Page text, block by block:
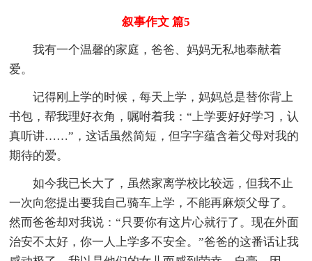
叙事作文 篇5
我有一个温馨的家庭，爸爸、妈妈无私地奉献着
爱。
记得刚上学的时候，每天上学，妈妈总是替你背上
书包，帮我理好衣角，嘱咐着我：“上学要好好学习，认
真听讲……”，这话虽然简短，但字字蕴含着父母对我的
期待的爱。
如今我已长大了，虽然家离学校比较远，但我不止
一次向您提出要我自己骑车上学，不能再麻烦父母了。
然而爸爸却对我说：“只要你有这片心就行了。现在外面
治安不太好，你一人上学多不安全。”爸爸的这番话让我